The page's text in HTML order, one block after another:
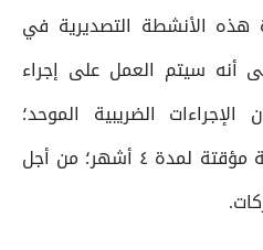
هذه الأنشطة التصديرية في
أنه سيتم العمل على إجراء
الضريبية الموحد؛
للسماح بإصدار بطاقة ضريبية مؤقتة لمدة ٤ أشهر؛ من أجل